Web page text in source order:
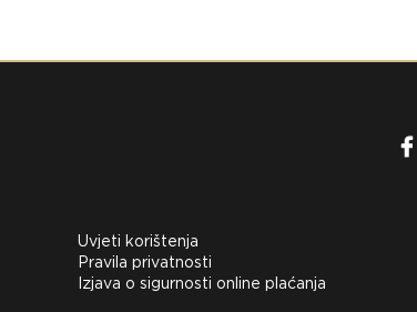
Uvjeti korištenja
Pravila privatnosti
Izjava o sigurnosti online plaćanja